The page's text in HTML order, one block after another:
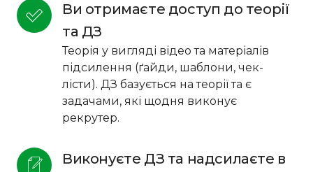
Ви отримаєте доступ до теорії
та ДЗ
Теорія у вигляді відео та матеріалів
підсилення (ґайди, шаблони, чек-
лісти). ДЗ базується на теорії та є
задачами, які щодня виконує
рекрутер.
Виконуєте ДЗ та надсилаєте в